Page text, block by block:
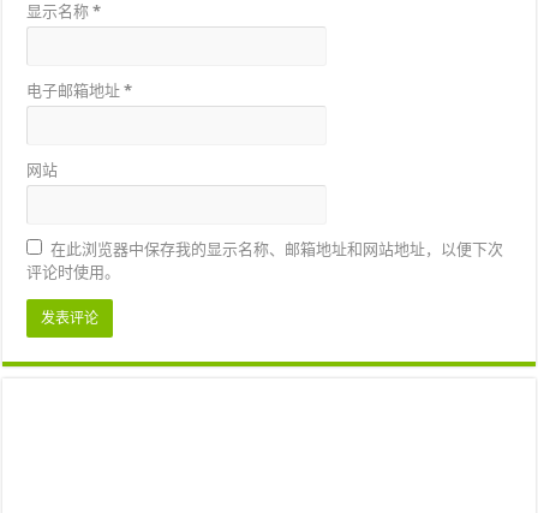
显示名称*
电子邮箱地址*
网站
在此浏览器中保存我的显示名称、邮箱地址和网站地址，以便下次
评论时使用。